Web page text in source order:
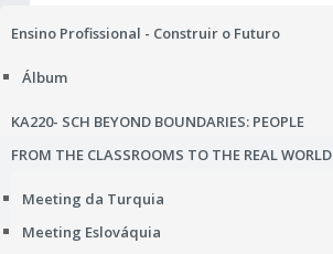
Ensino Profissional - Construir o Futuro
Álbum
KA220- SCH BEYOND BOUNDARIES: PEOPLE
FROM THE CLASSROOMS TO THE REAL WORLD
Meeting da Turquia
Meeting Eslováquia